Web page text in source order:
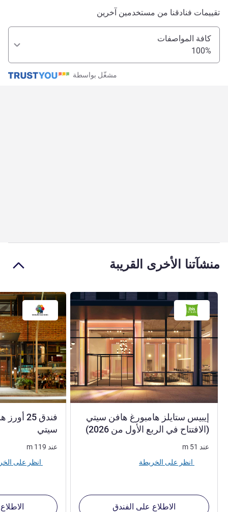
تقييمات فنادقنا من مستخدمين آخرين
كافة المواصفات
100%
مشغّل بواسطة
منشآتنا الأخرى القريبة
إيبيس ستايلز هامبورغ هافن سيتي
(الافتتاح في الربع الأول من 2026)
عند m 51
الاطلاع على الفندق
فندق 25
سيتي
عند m 119